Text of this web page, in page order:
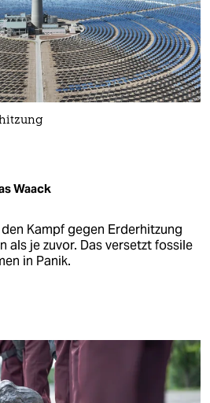
Waack
Kampf gegen Erderhitzung
als je zuvor. Das versetzt fossile
in Panik.